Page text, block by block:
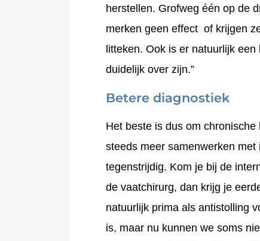
herstellen. Grofweg één op de
merken geen effect of krijgen
litteken. Ook is er natuurlijk
duidelijk over zijn.”
Betere diagnostiek
Het beste is dus om
steeds meer samenwerken
tegenstrijdig. Kom je bij de
de vaatchirurg, dan krijg je
natuurlijk prima als antistolling
is, maar nu kunnen we soms